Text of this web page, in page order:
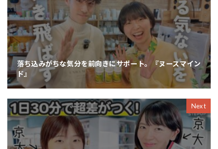
落ち込みがちな気分を前向きにサポート。『ヌースマイン
ド』
Next